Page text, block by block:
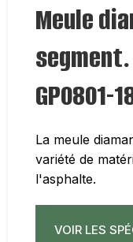
Meule
segment.
GP0801-
La meule
variété de
l'asphalte.
VOIR LES